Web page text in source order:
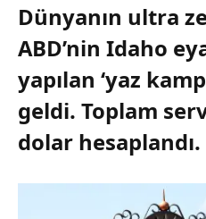
Dünyanın ultra
ABD’nin Idaho
yapılan ‘yaz
geldi. Toplam
dolar hesaplandı.